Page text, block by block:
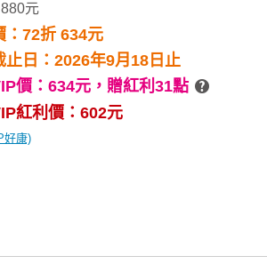
元
：72折 634元
止日：2026年9月18日止
價：634元， 贈紅利31點
紅利價：602元
好康)